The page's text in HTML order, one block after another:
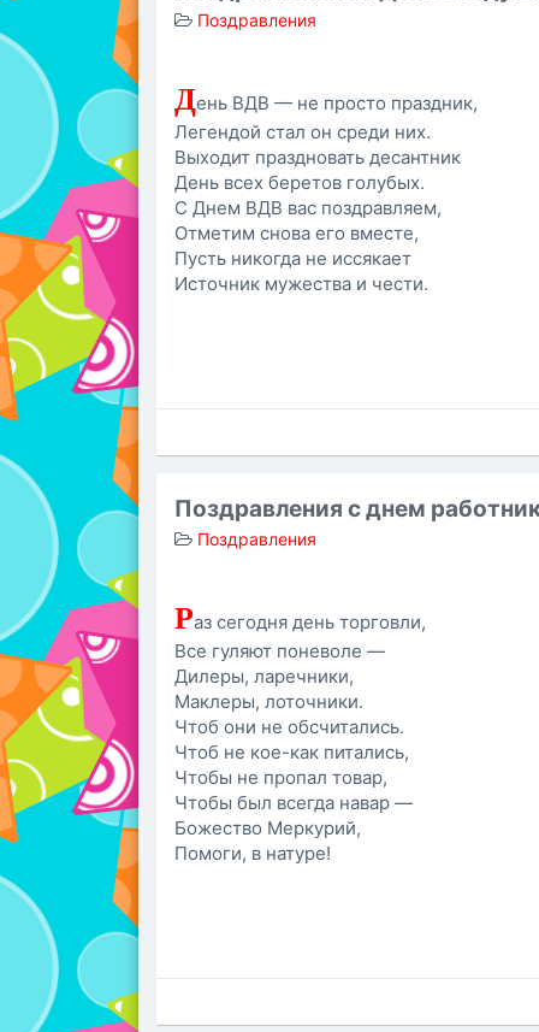
Поздравления
День ВДВ — не просто праздник,
Легендой стал он среди них.
Выходит праздновать десантник
День всех беретов голубых.
С Днем ВДВ вас поздравляем,
Отметим снова его вместе,
Пусть никогда не иссякает
Источник мужества и чести.
Поздравления с днем
Поздравления
Раз сегодня день торговли,
Все гуляют поневоле —
Дилеры, ларечники,
Маклеры, лоточники.
Чтоб они не обсчитались.
Чтоб не кое-как питались,
Чтобы не пропал товар,
Чтобы был всегда навар —
Божество Меркурий,
Помоги, в натуре!